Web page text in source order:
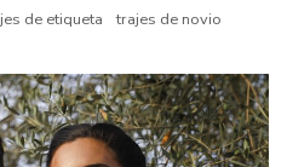
de etiqueta
trajes de novio